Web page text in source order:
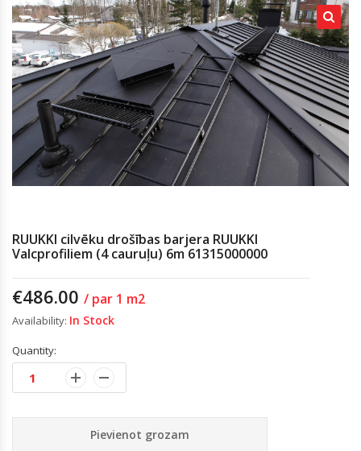
RUUKKI cilvēku drošības barjera RUUKKI
Valcprofiliem (4 cauruļu) 6m 61315000000
€486.00 / par 1 m2
Availability: In Stock
Quantity:
Pievienot grozam